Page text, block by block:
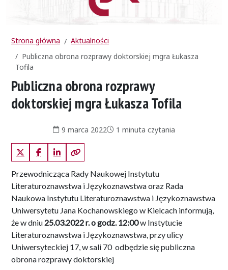
Strona główna
Aktualności
Publiczna obrona rozprawy doktorskiej mgra Łukasza
Tofila
Publiczna obrona rozprawy
doktorskiej mgra Łukasza Tofila
Data publikacji:
9 marca 2022Czas czytania:
1 minuta czytania
X (Twitter)FacebookLinkedInKopiuj link
Przewodnicząca Rady Naukowej Instytutu
Literaturoznawstwa i Językoznawstwa oraz Rada
Naukowa Instytutu Literaturoznawstwa i Językoznawstwa
Uniwersytetu Jana Kochanowskiego w Kielcach informują,
że w dniu 25.03.2022 r. o godz. 12:00w Instytucie
Literaturoznawstwa i Językoznawstwa, przy ulicy
Uniwersyteckiej 17, w sali 70 odbędzie się publiczna
obrona rozprawy doktorskiej